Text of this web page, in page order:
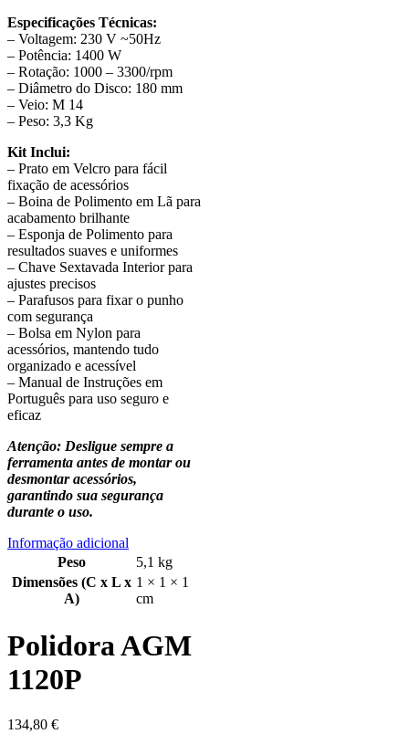
Especificações Técnicas:
– Voltagem: 230 V ~50Hz
– Potência: 1400 W
– Rotação: 1000 – 3300/rpm
– Diâmetro do Disco: 180 mm
– Veio: M 14
– Peso: 3,3 Kg
Kit Inclui:
– Prato em Velcro para fácil
fixação de acessórios
– Boina de Polimento em Lã para
acabamento brilhante
– Esponja de Polimento para
resultados suaves e uniformes
– Chave Sextavada Interior para
ajustes precisos
– Parafusos para fixar o punho
com segurança
– Bolsa em Nylon para
acessórios, mantendo tudo
organizado e acessível
– Manual de Instruções em
Português para uso seguro e
eficaz
Atenção: Desligue sempre a
ferramenta antes de montar ou
desmontar acessórios,
garantindo sua segurança
durante o uso.
Informação adicional
Peso
5,1 kg
Dimensões (C x L x
A)
1 × 1 × 1
cm
Polidora AGM
1120P
134,80 €